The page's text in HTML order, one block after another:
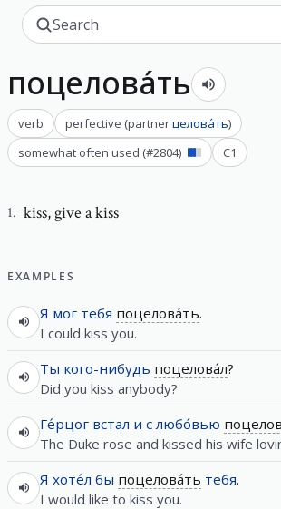
поцелова́ть
verb perfective (partnerцелова́ть)
somewhat often used (#2804) C1
1. kiss,give a kiss
EXAMPLES
Я мог тебя поцелова́ть.
I could kiss you.
Ты кого-нибудь поцелова́л?
Did you kiss anybody?
Ге́рцог встал и с любо́вью
The Duke rose and kissed his wife
Я хоте́л бы поцелова́ть тебя.
I would like to kiss you.